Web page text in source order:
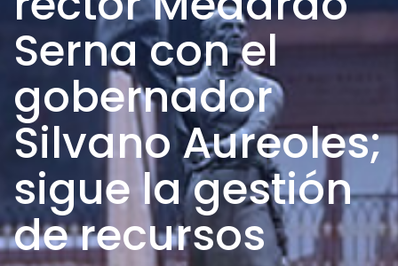
Serna con el
gobernador
Silvano Aureoles;
sigue la gestión
de recursos